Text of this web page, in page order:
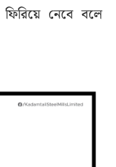
নেবে বলে